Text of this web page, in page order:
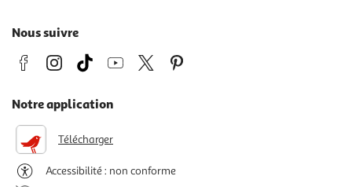
Nous suivre
Notre application
Télécharger
Accessibilité : non conforme